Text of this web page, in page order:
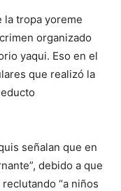
la tropa yoreme
organizado
yaqui. Eso en el
que realizó la
señalan que en
debido a que
“a niños